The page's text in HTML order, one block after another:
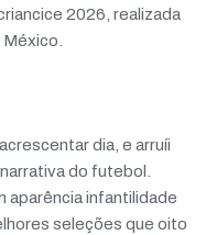
2026, realizada
México.
dia, e arruíi
do futebol.
aparência infantilidade
seleções que oito